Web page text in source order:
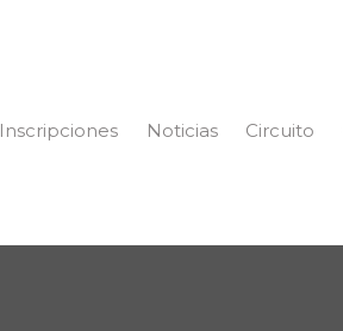
Inscripciones Noticias Circuito